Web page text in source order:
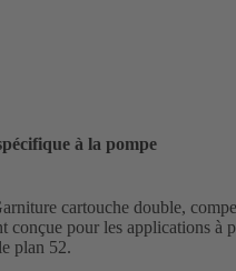
à la pompe
cartouche double,
conçue pour les applications à
plan 52.